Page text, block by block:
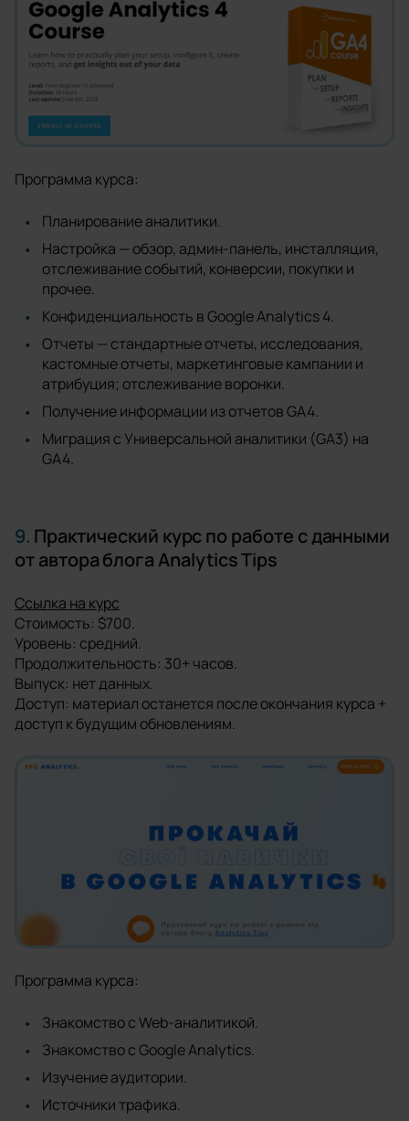
Программа курса:
Планирование аналитики.
Настройка — обзор, админ-панель, инсталляция,
отслеживание событий, конверсии, покупки и
прочее.
Конфиденциальность в Google Analytics 4.
Отчеты — стандартные отчеты, исследования,
кастомные отчеты, маркетинговые кампании и
атрибуция; отслеживание воронки.
Получение информации из отчетов GA4.
Миграция с Универсальной аналитики (GA3) на
GA4.
9. Практический курс по работе с данными
от автора блога Analytics Tips
Ссылка на курс
Стоимость: $700.
Уровень: средний.
Продолжительность: 30+ часов.
Выпуск: нет данных.
Доступ: материал останется после окончания курса +
доступ к будущим обновлениям.
Программа курса:
Знакомство с Web-аналитикой.
Знакомство с Google Analytics.
Изучение аудитории.
Источники трафика.